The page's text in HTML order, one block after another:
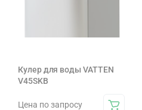
Кулер для воды VATTEN
V45SKB
Цена по запросу